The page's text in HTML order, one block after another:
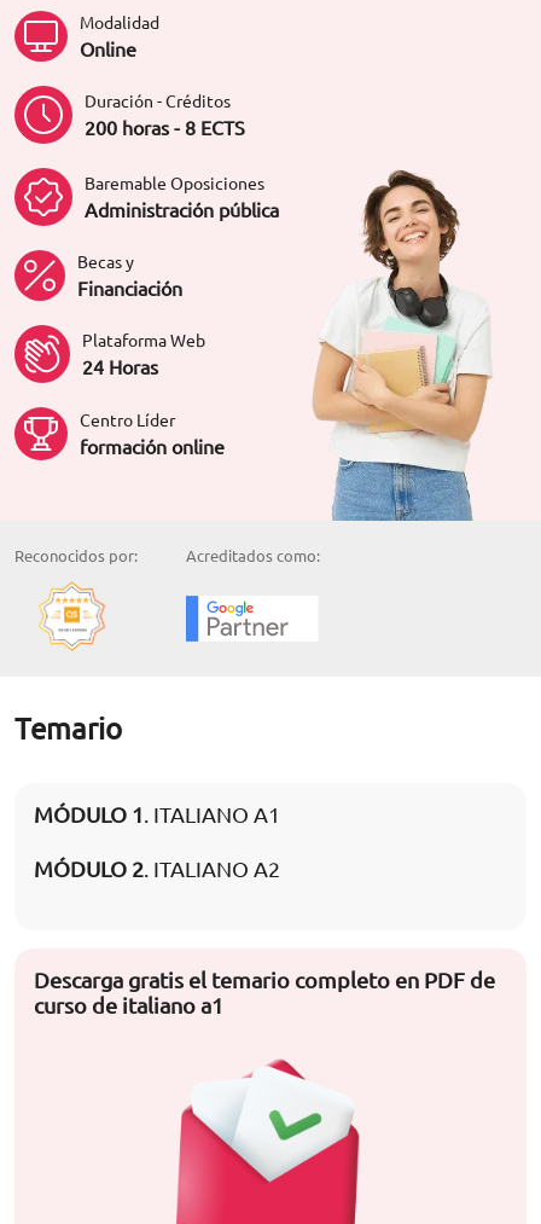
Modalidad
Online
Duración - Créditos
200 horas - 8 ECTS
Baremable Oposiciones
Administración pública
Becas y
Financiación
Plataforma Web
24 Horas
Centro Líder
formación online
Reconocidos por: Acreditados como:
Temario
MÓDULO 1. ITALIANO A1
MÓDULO 2. ITALIANO A2
Descarga gratis el temario completo en PDF de
curso de italiano a1